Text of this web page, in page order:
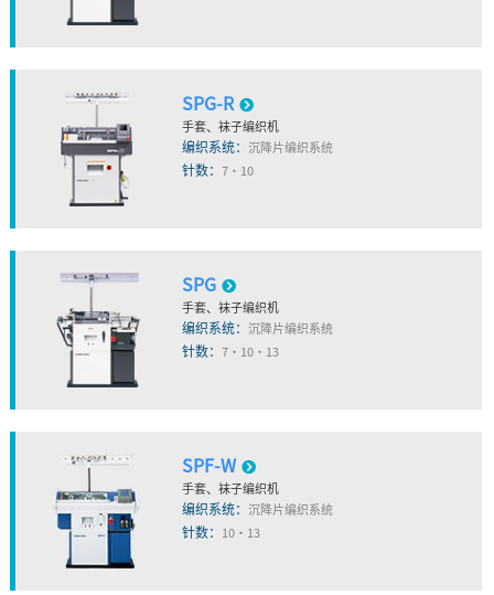
SPG-R
手套、袜子编织机
编织系统： 沉降片编织系统
针数： 7・10
SPG
手套、袜子编织机
编织系统： 沉降片编织系统
针数： 7・10・13
SPF-W
手套、袜子编织机
编织系统： 沉降片编织系统
针数： 10・13